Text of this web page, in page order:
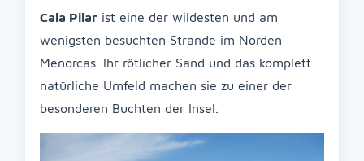
Cala Pilar ist eine der wildesten und am
wenigsten besuchten Strände im Norden
Menorcas. Ihr rötlicher Sand und das komplett
natürliche Umfeld machen sie zu einer der
besonderen Buchten der Insel.